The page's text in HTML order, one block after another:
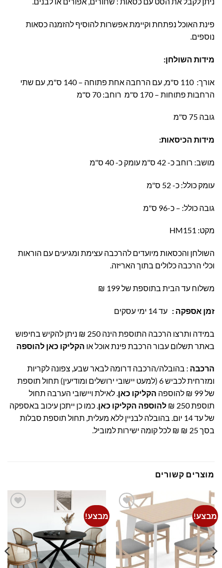
פינת האוכל נפתחת וקיימת אפשרות להוסיף להזמנה כסאות
נוספים.
מידות השולחן:
אורך: 110 ס"מ, עם הרחבה אחת פתוחה – 140 ס"מ, עם שתי
הרחבות פתוחות – 170 ס"מ רוחב: 70 ס"מ
גובה 75 ס"מ
מידות הכיסאות:
מושב: רוחב כ- 42 ס"מ עומק כ- 40 ס"מ
עומק כולל: כ- 52 ס"מ
גובה כולל: – כ-96 ס"מ
מקט: HM151
השולחן והכסאות מיועדים להרכבה עצימת ומגיעים עם הוראות
וכלי הרכבה כלולים בתוך האריזה.
משלוח עד הבית בתוספת של 199 ₪
זמן אספקה : עד 14 ימי עסקים
במידה ותרצו הרכבה התוספת הינה 250 ₪ ניתן להקיש בחיפוש
באתר תשלום עבור הרכבת פינת אוכל או הקליקו כאן להוספה
הרכבה : בהובלה/הרכבה דרומה לבאר שבע, צפונה לקריות
ומזרחית לכביש 6 (למעט יישובי ירושלים ומודיעין) תחול תוספת
של 99 ₪ להוספה
הקליקו כאן. לאילת ויישובי הערבה תחול
תוספת 250 ₪
להוספה הקליקו כאן. כמו כן ייתכן עיכוב באספקה
של עד 14 יום. בהובלה לבניין ללא מעלית, תחול תוספת סבלות
בסך 25 ₪ ₪ לכל קומה ישירות למוביל.
מוצרים קשורים
מבצע!
Add to
wishlist
מבצע!